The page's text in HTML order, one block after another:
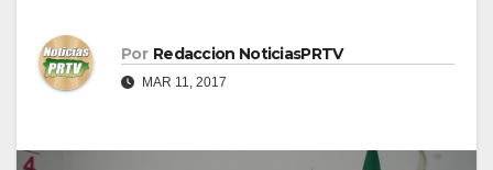
Por Redaccion NoticiasPRTV
MAR 11, 2017